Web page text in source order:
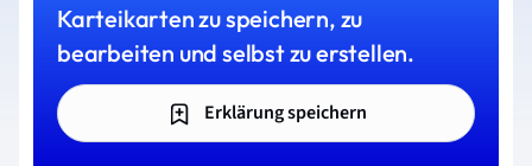
Karteikarten zu speichern, zu
bearbeiten und selbst zu erstellen.
Erklärung speichern